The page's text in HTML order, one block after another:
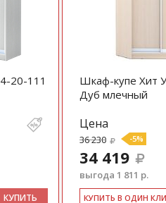
20-111
КУПИТЬ
Шкаф-купе Хит
Дуб млечный
Цена
36 230 -5%
34 419
выгода 1 811 р.
КУ­ПИТЬ В ОДИН